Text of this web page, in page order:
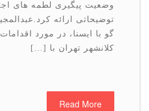
وضعیت پیگیری لطمه های اجتماعی
توضیحاتی ارائه کرد.عبدالمجید
گو با ایسنا، در مورد اقدامات
کلانشهر تهران با […]
Read More